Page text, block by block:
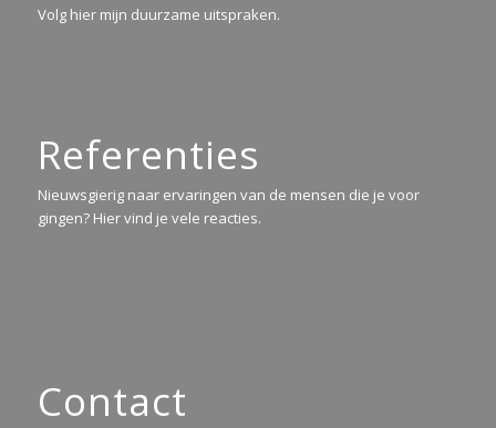
Volg hier mijn duurzame uitspraken.
Referenties
Nieuwsgierig naar ervaringen van de mensen die je voor
gingen? Hier vind je vele reacties.
Contact